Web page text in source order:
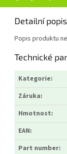
Detailní
Popis produktu
Technické
Kategorie:
Záruka:
Hmotnost:
EAN:
Part number: